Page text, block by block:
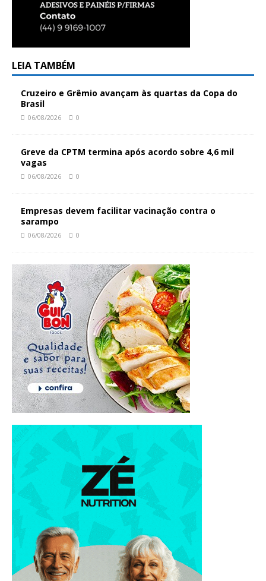
LEIA TAMBÉM
Cruzeiro e Grêmio avançam às quartas da Copa do
Brasil
06/08/2026 0
Greve da CPTM termina após acordo sobre 4,6 mil
vagas
06/08/2026 0
Empresas devem facilitar vacinação contra o
sarampo
06/08/2026 0